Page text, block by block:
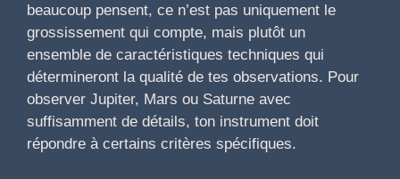
beaucoup pensent, ce n’est pas uniquement le
grossissement qui compte, mais plutôt un
ensemble de caractéristiques techniques qui
détermineront la qualité de tes observations. Pour
observer Jupiter, Mars ou Saturne avec
suffisamment de détails, ton instrument doit
répondre à certains critères spécifiques.